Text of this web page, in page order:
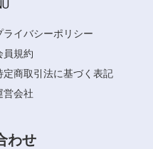
ライバシーポリシー
員規約
定商取引法に基づく表記
営会社
わせ